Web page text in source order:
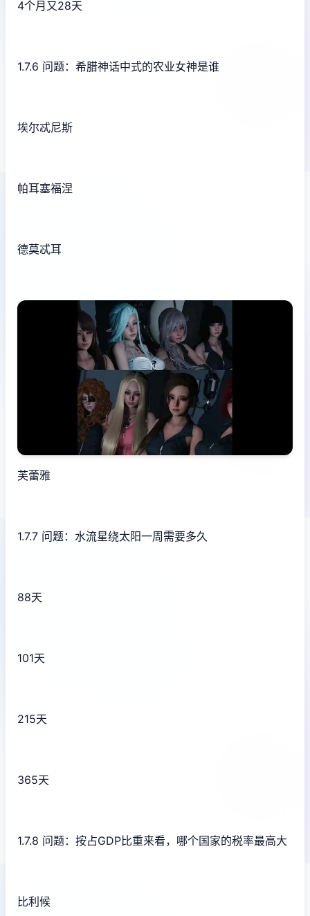
4个月又28天
1.7.6 问题：希腊神话中式的农业女神是谁
埃尔忒尼斯
帕耳塞福涅
德莫忒耳
芙蕾雅
1.7.7 问题：水流星绕太阳一周需要多久
88天
101天
215天
365天
1.7.8 问题：按占GDP比重来看，哪个国家的税率最高大
比利候